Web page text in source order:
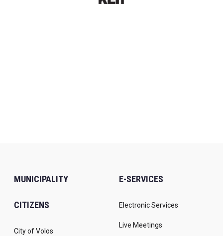
MUNICIPALITY
CITIZENS
City of Volos
E-SERVICES
Electronic Services
Live Meetings